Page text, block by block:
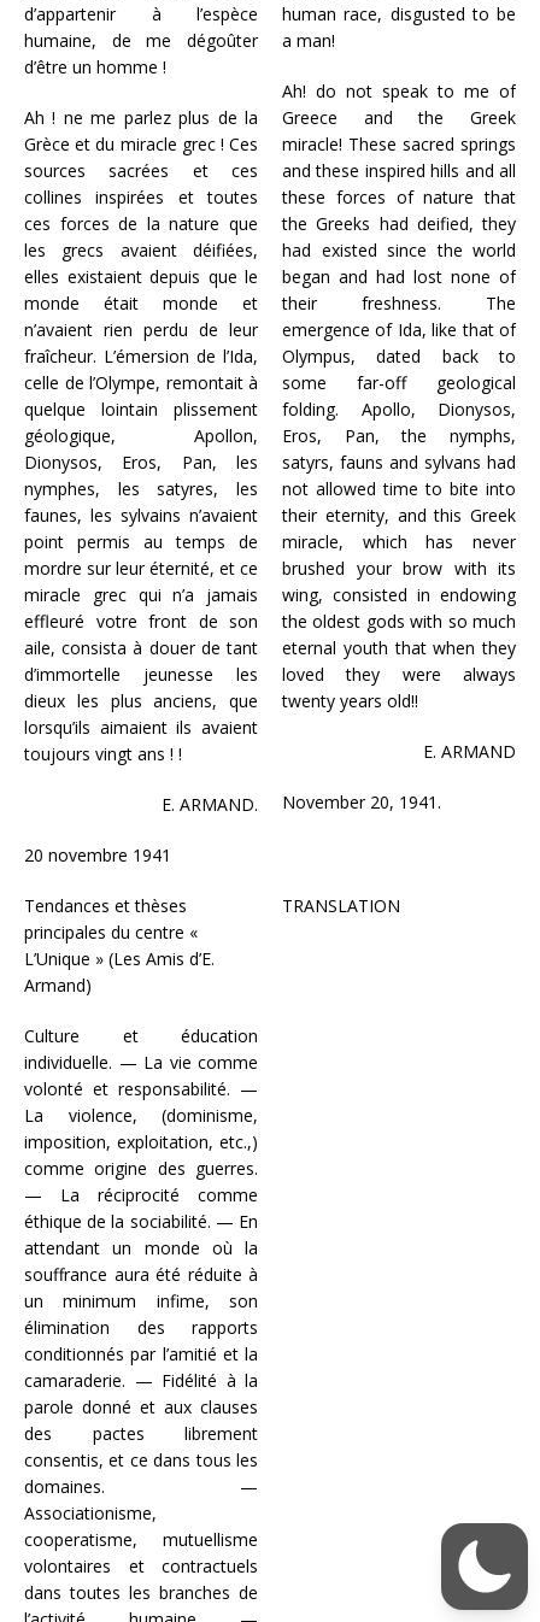
d’appartenir à l’espèce
humaine, de me dégoûter
d’être un homme !
Ah ! ne me parlez plus de la
Grèce et du miracle grec ! Ces
sources sacrées et ces
collines inspirées et toutes
ces forces de la nature que
les grecs avaient déifiées,
elles existaient depuis que le
monde était monde et
n’avaient rien perdu de leur
fraîcheur. L’émersion de l’Ida,
celle de l’Olympe, remontait à
quelque lointain plissement
géologique, Apollon,
Dionysos, Eros, Pan, les
nymphes, les satyres, les
faunes, les sylvains n’avaient
point permis au temps de
mordre sur leur éternité, et ce
miracle grec qui n’a jamais
effleuré votre front de son
aile, consista à douer de tant
d’immortelle jeunesse les
dieux les plus anciens, que
lorsqu’ils aimaient ils avaient
toujours vingt ans ! !
E. ARMAND.
20 novembre 1941
human race, disgusted to be
a man!
Ah! do not speak to me of
Greece and the Greek
miracle! These sacred springs
and these inspired hills and all
these forces of nature that
the Greeks had deified, they
had existed since the world
began and had lost none of
their freshness. The
emergence of Ida, like that of
Olympus, dated back to
some far-off geological
folding. Apollo, Dionysos,
Eros, Pan, the nymphs,
satyrs, fauns and sylvans had
not allowed time to bite into
their eternity, and this Greek
miracle, which has never
brushed your brow with its
wing, consisted in endowing
the oldest gods with so much
eternal youth that when they
loved they were always
twenty years old!!
E. ARMAND
November 20, 1941.
Tendances et thèses
principales du centre «
L’Unique » (Les Amis d’E.
Armand)
Culture et éducation
individuelle. — La vie comme
volonté et responsabilité. —
La violence, (dominisme,
imposition, exploitation, etc.,)
comme origine des guerres.
— La réciprocité comme
éthique de la sociabilité. — En
attendant un monde où la
souffrance aura été réduite à
un minimum infime, son
élimination des rapports
conditionnés par l’amitié et la
camaraderie. — Fidélité à la
parole donné et aux clauses
des pactes librement
consentis, et ce dans tous les
domaines. —
Associationisme,
cooperatisme, mutuellisme
volontaires et contractuels
dans toutes les branches de
TRANSLATION